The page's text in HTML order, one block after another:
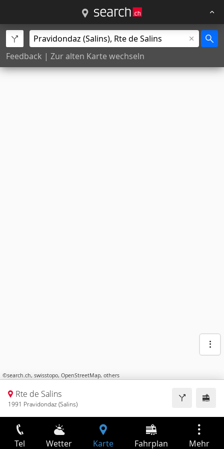
Feedback | Zur alten Karte wechseln
©search.ch, swisstopo, OpenStreetMap, others
Rte de Salins
1991 Pravidondaz (Salins)
Tel Wetter Karte Fahrplan Mehr